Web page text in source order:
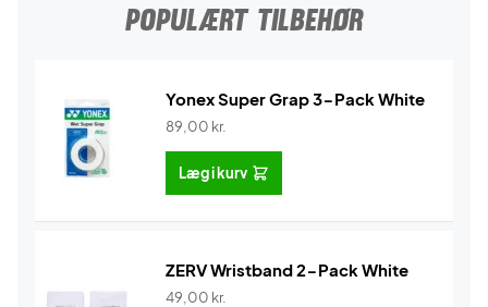
POPULÆRT TILBEHØR
Yonex Super Grap 3-Pack White
89,00 kr.
Læg i kurv
ZERV Wristband 2-Pack White
49,00 kr.